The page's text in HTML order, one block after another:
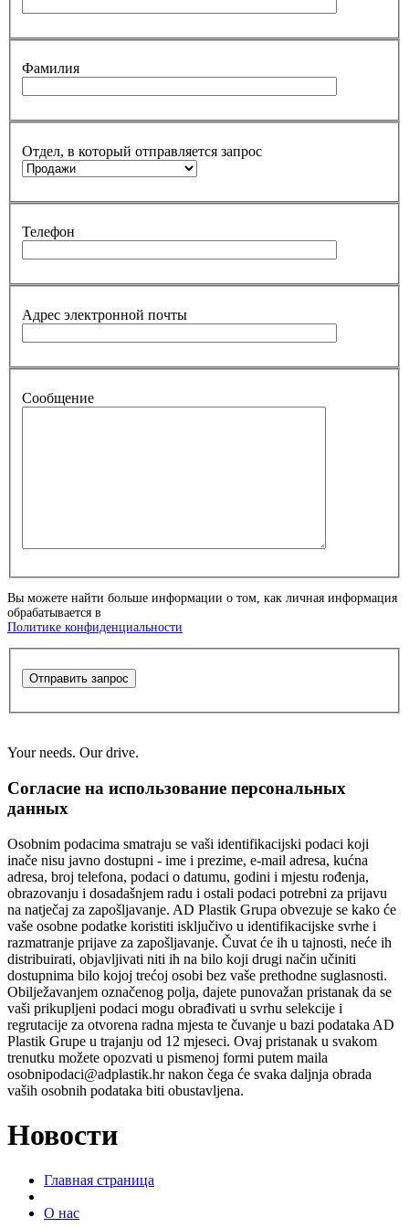
Фамилия
Отдел, в который отправляется запрос
Телефон
Адрес электронной почты
Сообщение
Вы можете найти больше информации о том, как личная информация
обрабатывается в
Политике конфиденциальности
Отправить запрос
Your needs. Our drive.
Согласие на использование персональных
данных
Osobnim podacima smatraju se vaši identifikacijski podaci koji
inače nisu javno dostupni - ime i prezime, e-mail adresa, kućna
adresa, broj telefona, podaci o datumu, godini i mjestu rođenja,
obrazovanju i dosadašnjem radu i ostali podaci potrebni za prijavu
na natječaj za zapošljavanje. AD Plastik Grupa obvezuje se kako će
vaše osobne podatke koristiti isključivo u identifikacijske svrhe i
razmatranje prijave za zapošljavanje. Čuvat će ih u tajnosti, neće ih
distribuirati, objavljivati niti ih na bilo koji drugi način učiniti
dostupnima bilo kojoj trećoj osobi bez vaše prethodne suglasnosti.
Obilježavanjem označenog polja, dajete punovažan pristanak da se
vaši prikupljeni podaci mogu obrađivati u svrhu selekcije i
regrutacije za otvorena radna mjesta te čuvanje u bazi podataka AD
Plastik Grupe u trajanju od 12 mjeseci. Ovaj pristanak u svakom
trenutku možete opozvati u pismenoj formi putem maila
osobnipodaci@adplastik.hr nakon čega će svaka daljnja obrada
vaših osobnih podataka biti obustavljena.
Новости
Главная страница
О нас